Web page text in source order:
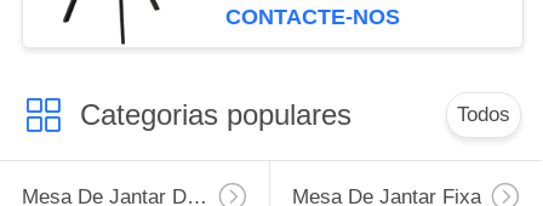
CONTACTE-NOS
Categorias populares Todos
Mesa De Jantar Da Extensão Mesa De Jantar Fixa